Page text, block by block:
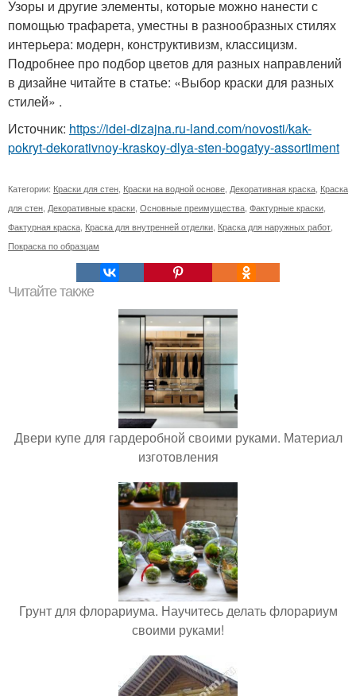
Узоры и другие элементы, которые можно нанести с
помощью трафарета, уместны в разнообразных стилях
интерьера: модерн, конструктивизм, классицизм.
Подробнее про подбор цветов для разных направлений
в дизайне читайте в статье: «Выбор краски для разных
стилей» .
Источник: https://idei-dizajna.ru-land.com/novosti/kak-
pokryt-dekorativnoy-kraskoy-dlya-sten-bogatyy-assortiment
Категории: Краски для стен, Краски на водной основе, Декоративная краска, Краска
для стен, Декоративные краски, Основные преимущества, Фактурные краски,
Фактурная краска, Краска для внутренней отделки, Краска для наружных работ,
Покраска по образцам
Читайте также
Двери купе для гардеробной своими руками. Материал
изготовления
Грунт для флорариума. Научитесь делать флорариум
своими руками!